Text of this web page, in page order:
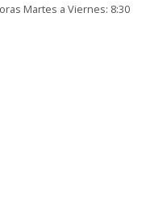
Martes a Viernes: 8:30